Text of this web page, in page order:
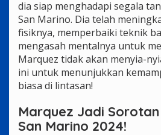
dia siap menghadapi segala
San Marino. Dia telah
fisiknya, memperbaiki teknik
mengasah mentalnya untuk
Marquez tidak akan menyia-
ini untuk menunjukkan
biasa di lintasan!
Marquez Jadi
San Marino 2024!